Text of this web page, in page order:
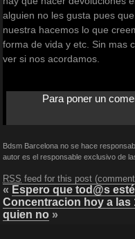
alguien no les gusta pues
nuestra hacemos lo que
forma de vida y etc. Sin mas
ver si nos acordamos.
Para poner un
Bdsm Barcelona no se hace
autor es el responsable exclusivo de
RSS feed for this post
« Espero que tod@s
Concentracion hoy a las
quien no »